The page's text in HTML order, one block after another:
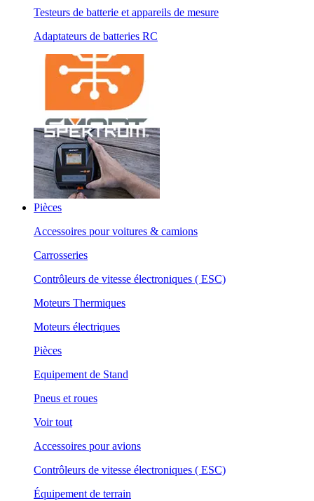
Testeurs de batterie et appareils de mesure
Adaptateurs de batteries RC
Pièces
Accessoires pour voitures & camions
Carrosseries
Contrôleurs de vitesse électroniques ( ESC)
Moteurs Thermiques
Moteurs électriques
Pièces
Equipement de Stand
Pneus et roues
Voir tout
Accessoires pour avions
Contrôleurs de vitesse électroniques ( ESC)
Équipement de terrain